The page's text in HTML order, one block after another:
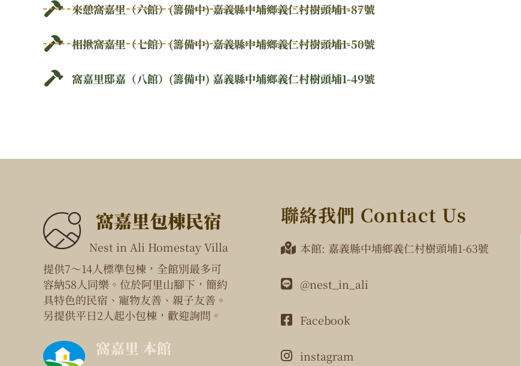
來憩窩嘉里（六館）(籌備中) 嘉義縣中埔鄉義仁村樹頭埔1-87號
相揪窩嘉里（七館）(籌備中) 嘉義縣中埔鄉義仁村樹頭埔1-50號
窩嘉里邸嘉（八館）(籌備中) 嘉義縣中埔鄉義仁村樹頭埔1-49號
窩嘉里包棟民宿
Nest in Ali Homestay Villa
提供7～14人標準包棟，全館別最多可
容納58人同樂。位於阿里山腳下，簡約
具特色的民宿、寵物友善、親子友善。
另提供平日2人起小包棟，歡迎詢問。
窩嘉里 本館
聯絡我們 Contact Us
本館: 嘉義縣中埔鄉義仁村樹頭埔1-63號
@nest_in_ali
Facebook
instagram